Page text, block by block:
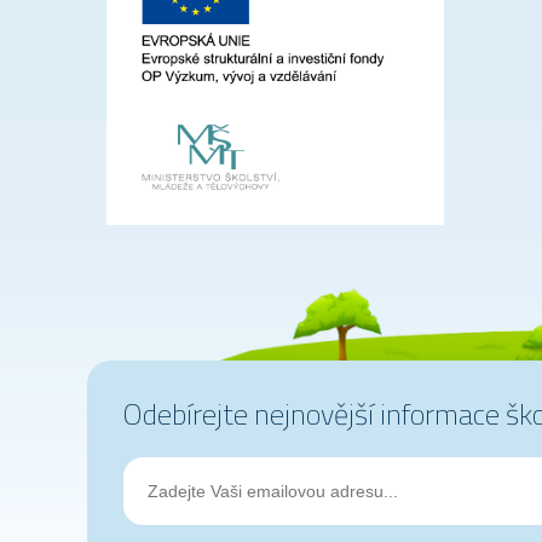
Odebírejte nejnovější informace